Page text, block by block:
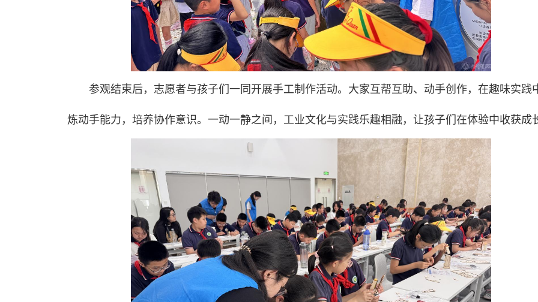
参观结束后，志愿者与孩子们一同开展手工制作活动。大家互帮互助、动手创作，在趣味实践
炼动手能力，培养协作意识。一动一静之间，工业文化与实践乐趣相融，让孩子们在体验中收获成